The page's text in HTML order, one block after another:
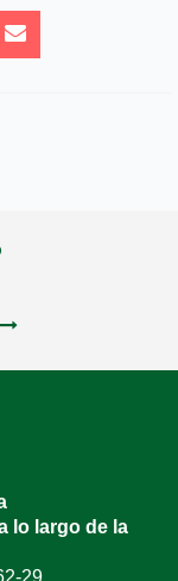
lo largo de la
29